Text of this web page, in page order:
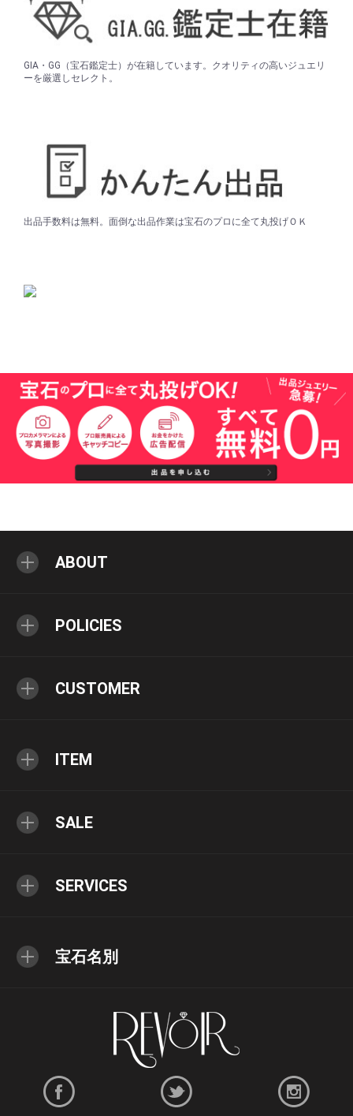
GIA・GG（宝石鑑定士）が在籍しています。クオリティの高いジュエリ
ーを厳選しセレクト。
出品手数料は無料。面倒な出品作業は宝石のプロに全て丸投げＯＫ
ABOUT
POLICIES
CUSTOMER
ITEM
SALE
SERVICES
宝石名別